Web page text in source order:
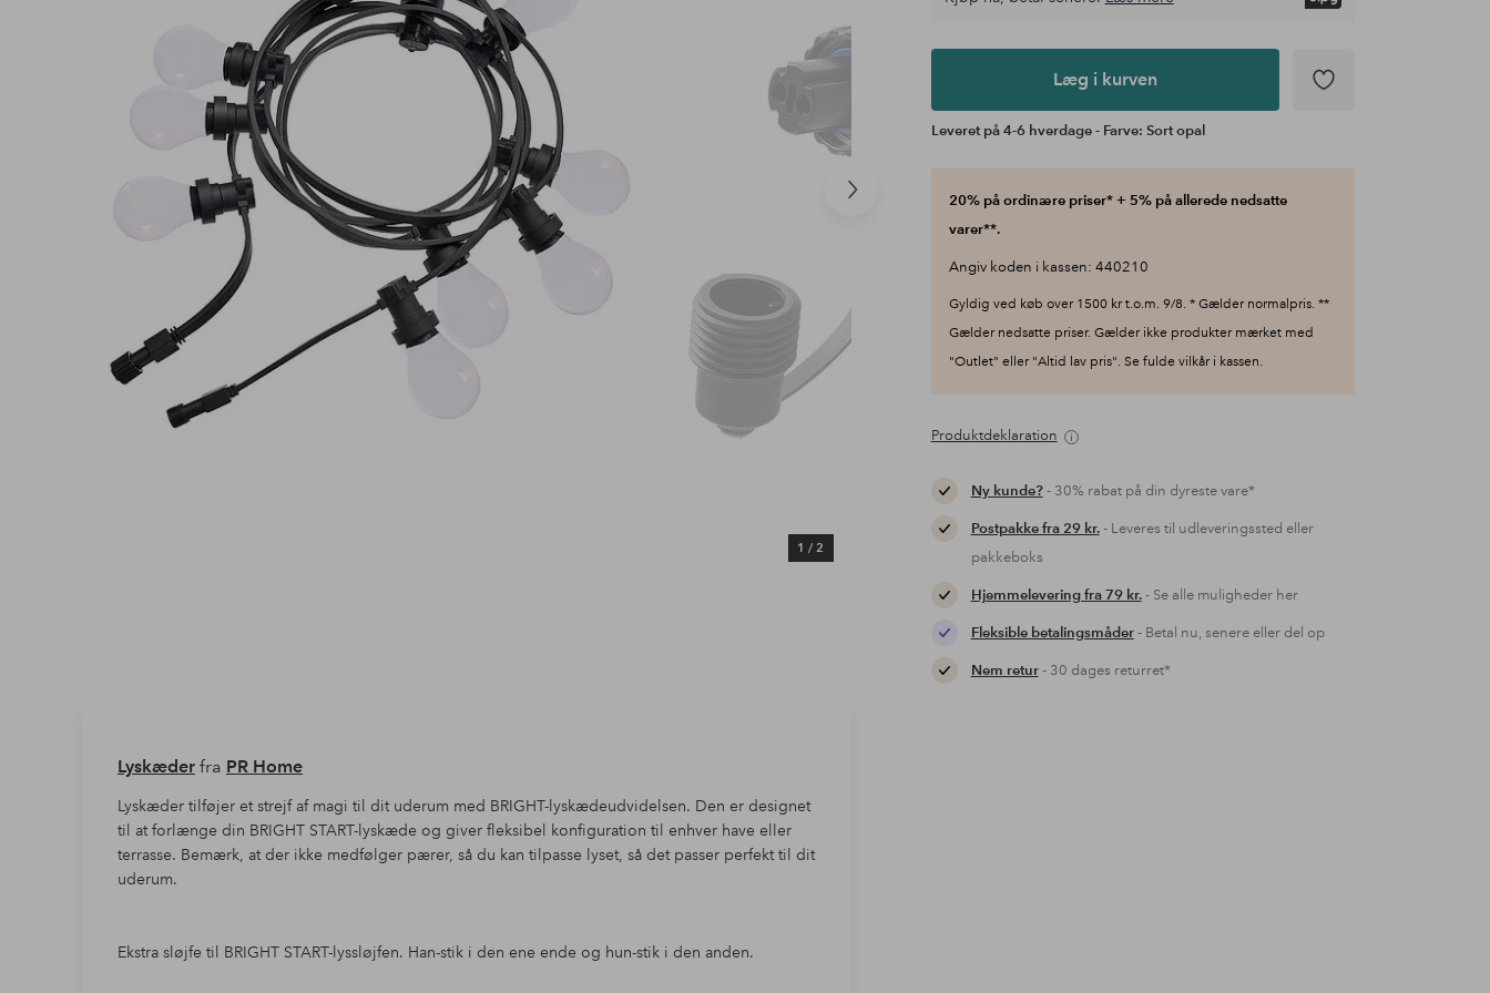
Næste
1 / 2
Læg i kurven
Leveret på 4-6 hverdage - Farve: Sort opal
20% på ordinære priser* + 5% på allerede nedsatte
varer**.
Angiv koden i kassen: 440210
Gyldig ved køb over 1500 kr t.o.m. 9/8. * Gælder normalpris. **
Gælder nedsatte priser. Gælder ikke produkter mærket med
"Outlet" eller "Altid lav pris". Se fulde vilkår i kassen.
Produktdeklaration
Ny kunde?- 30% rabat på din dyreste vare*
Postpakke fra 29 kr.- Leveres til udleveringssted eller
pakkeboks
Hjemmelevering fra 79 kr.- Se alle muligheder her
Fleksible betalingsmåder- Betal nu, senere eller del op
Nem retur- 30 dages returret*
Lyskæderfra PR Home
Lyskæder tilføjer et strejf af magi til dit uderum med BRIGHT-lyskædeudvidelsen. Den er designet
til at forlænge din BRIGHT START-lyskæde og giver fleksibel konfiguration til enhver have eller
terrasse. Bemærk, at der ikke medfølger pærer, så du kan tilpasse lyset, så det passer perfekt til dit
uderum.
Ekstra sløjfe til BRIGHT START-lyssløjfen. Han-stik i den ene ende og hun-stik i den anden.